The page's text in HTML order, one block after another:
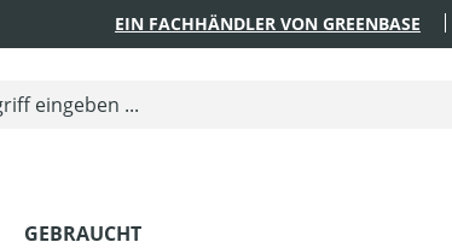
EIN FACHHÄNDLER VON GREENBASE
GEBRAUCHT